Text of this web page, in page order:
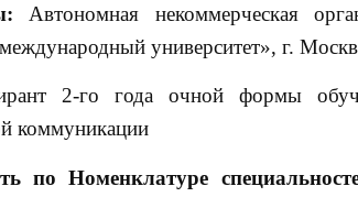
Автономная некоммерческая
университет», г.
2-го года очной формы
коммуникации
по Номенклатуре